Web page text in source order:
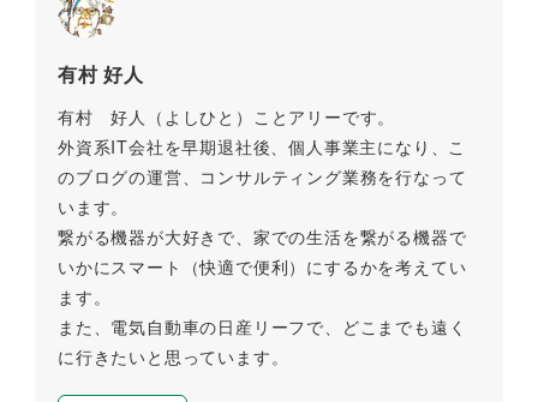
有村 好人
有村 好人（よしひと）ことアリーです。
外資系IT会社を早期退社後、個人事業主になり、こ
のブログの運営、コンサルティング業務を行なって
います。
繋がる機器が大好きで、家での生活を繋がる機器で
いかにスマート（快適で便利）にするかを考えてい
ます。
また、電気自動車の日産リーフで、どこまでも遠く
に行きたいと思っています。